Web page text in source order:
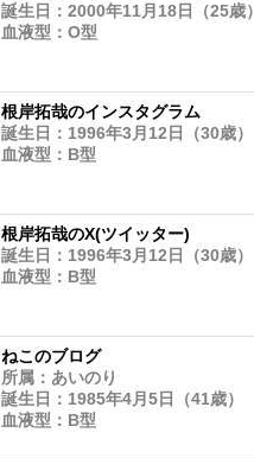
誕生日：2000年11月18日（25歳）
血液型：O型
根岸拓哉のインスタグラム
誕生日：1996年3月12日（30歳）
血液型：B型
根岸拓哉のX(ツイッター)
誕生日：1996年3月12日（30歳）
血液型：B型
ねこのブログ
所属：あいのり
誕生日：1985年4月5日（41歳）
血液型：B型